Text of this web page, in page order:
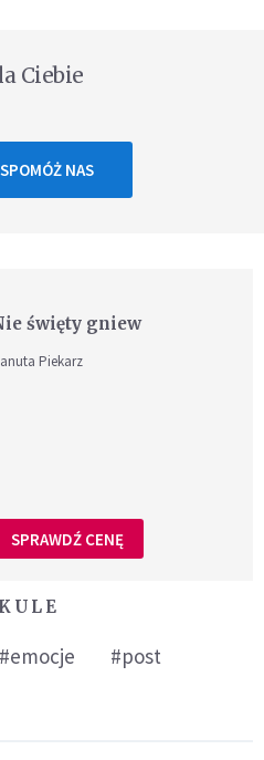
Ciebie
NAS
święty gniew
Piekarz
SPRAWDŹ CENĘ
#emocje
#post